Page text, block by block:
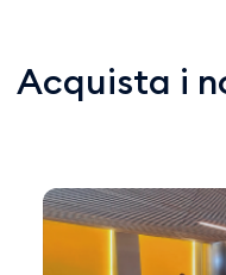
Acquista i